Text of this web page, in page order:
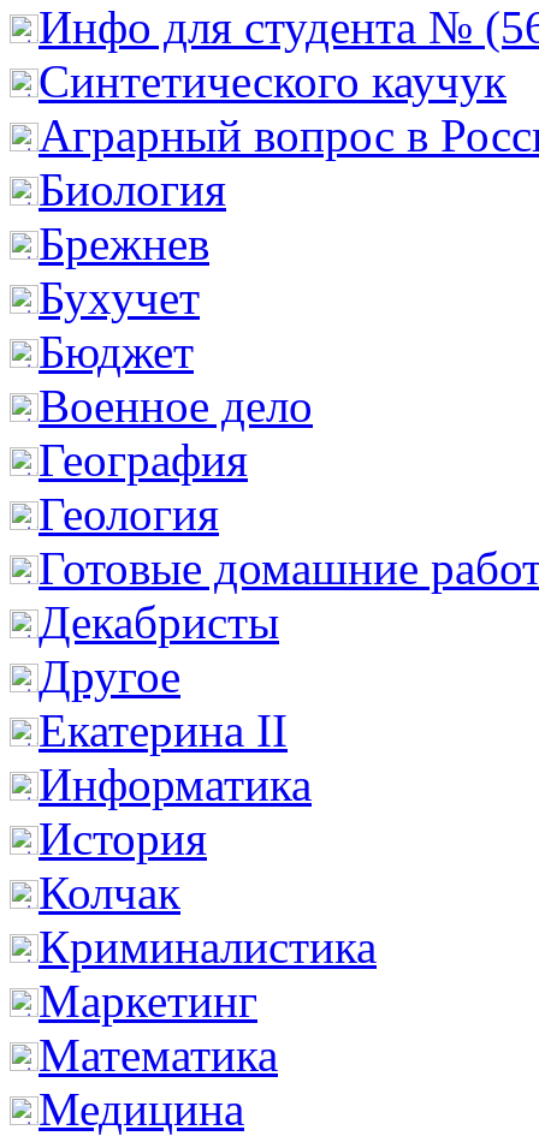
Инфо для студента №
Cинтетического каучук
Аграрный вопрос в
Биология
Брежнев
Бухучет
Бюджет
Военное дело
География
Геология
Готовые домашние
Декабристы
Другое
Екатерина II
Информатика
История
Колчак
Криминалистика
Маркетинг
Математика
Медицина